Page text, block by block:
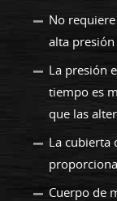
No
alta
La presión
tiempo es
que las
La cubierta
Cuerpo de